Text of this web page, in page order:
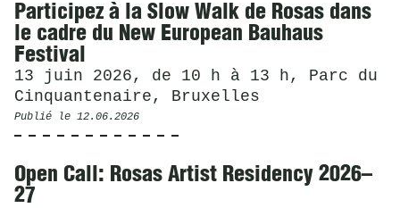
Actualités
Participez à la Slow Walk de Rosas dans
le cadre du New European Bauhaus
Festival
13 juin 2026, de 10 h à 13 h, Parc du
Cinquantenaire, Bruxelles
Publié le 12.06.2026
Open Call: Rosas Artist Residency 2026–
27